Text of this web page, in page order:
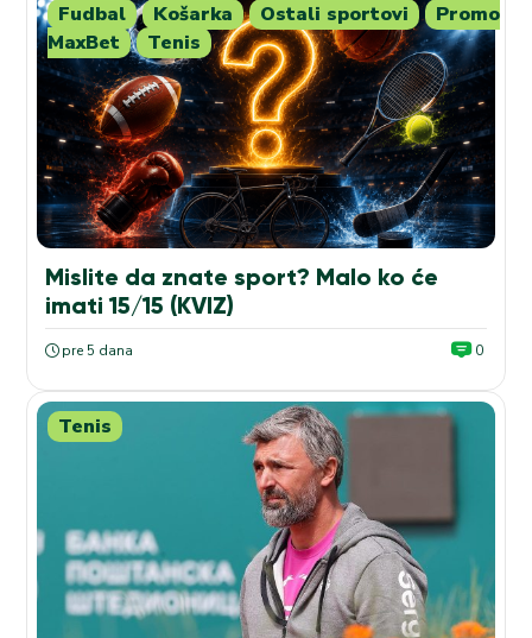
Fudbal Košarka Ostali sportovi
Promo
MaxBet
Tenis
Mislite da znate sport? Malo ko će
imati 15/15 (KVIZ)
pre 5 dana 0
Tenis